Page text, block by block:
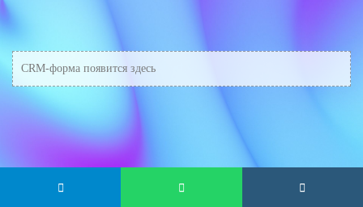
CRM-форма появится здесь